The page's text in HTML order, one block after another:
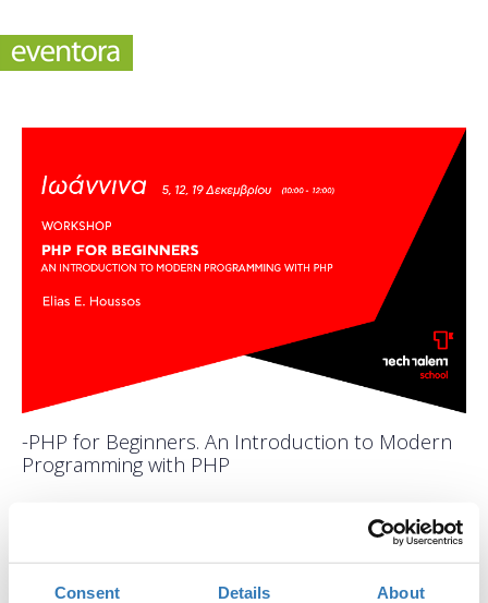
Consent Details About
-PHP for Beginners. An Introduction to Modern
Programming with PHP
-
Τρίτη, 19 Δεκεμβρίου 2017